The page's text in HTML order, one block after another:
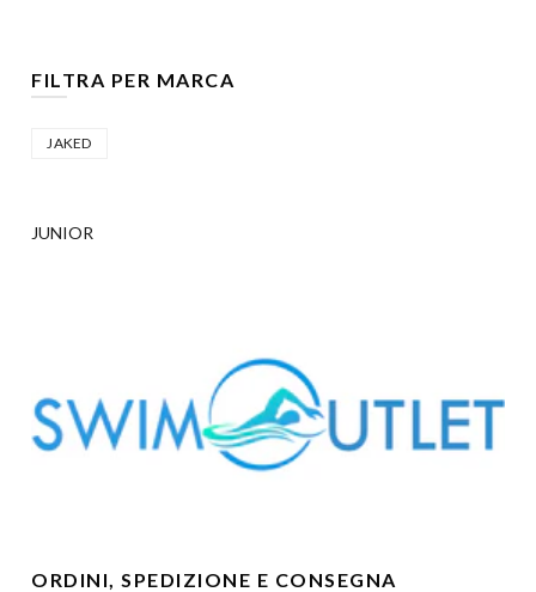
FILTRA PER MARCA
JAKED
JUNIOR
ORDINI, SPEDIZIONE E CONSEGNA